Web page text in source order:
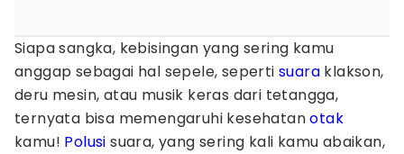
Siapa sangka, kebisingan yang sering kamu
anggap sebagai hal sepele, seperti suara klakson,
deru mesin, atau musik keras dari tetangga,
ternyata bisa memengaruhi kesehatanotak
kamu! Polusi suara, yang sering kali kamu abaikan,